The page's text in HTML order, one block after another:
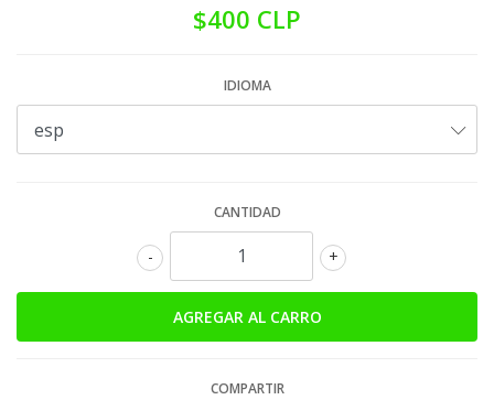
$400 CLP
IDIOMA
CANTIDAD
+
-
COMPARTIR